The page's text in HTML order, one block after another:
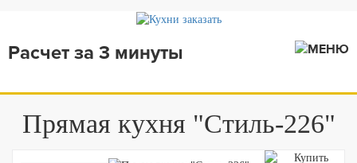
Расчет за 3 минуты
Прямая кухня "Стиль-226"